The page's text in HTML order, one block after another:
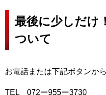
最後に少しだけ
ついて
お電話または下記ボタンか
TEL 072ー955ー3730